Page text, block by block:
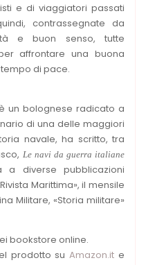
e di viaggiatori passati
contrassegnate da
e buon senso, tutte
affrontare una buona
di pace.
un bolognese radicato a
di una delle maggiori
navale, ha scritto, tra
Le navi da guerra italiane
a diverse pubblicazioni
Marittima», il mensile
Militare, «Storia militare»
bookstore online.
prodotto suAmazon.it e